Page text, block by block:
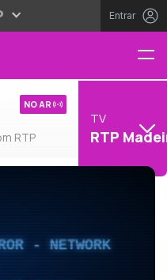
Entrar
RTP
NO AR
TV
RTP
- NETWORK